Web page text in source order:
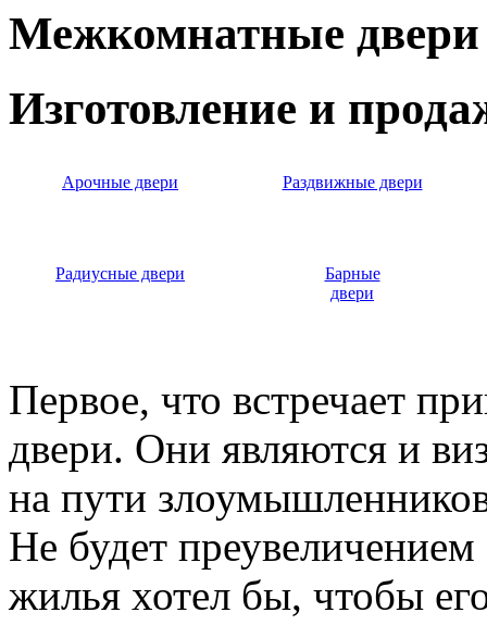
Межкомнатные двери
Изготовление и
Арочные двери Раздвижные двери
Радиусные двери
Барные
двери
Первое, что встречает
двери. Они являются и
на пути
Не будет
жилья хотел бы, чтобы